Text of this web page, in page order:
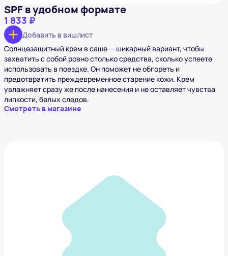
SPF в удобном формате
1 833 ₽
Добавить в вишлист
Солнцезащитный крем в саше — шикарный вариант, чтобы
захватить с собой ровно столько средства, сколько успеете
использовать в поездке. Он поможет не обгореть и
предотвратить преждевременное старение кожи. Крем
увлажняет сразу же после нанесения и не оставляет чувства
липкости, белых следов.
Смотреть в магазине
Powerbank с беспроводной зарядкой BASEUS